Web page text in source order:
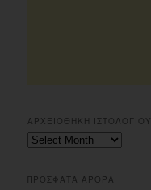
ΑΡΧΕΙΟΘΗΚΗ ΙΣΤΟΛΟΓΙΟΥ
Αρχειοθηκη
ΠΡΟΣΦΑΤΑ ΑΡΘΡΑ